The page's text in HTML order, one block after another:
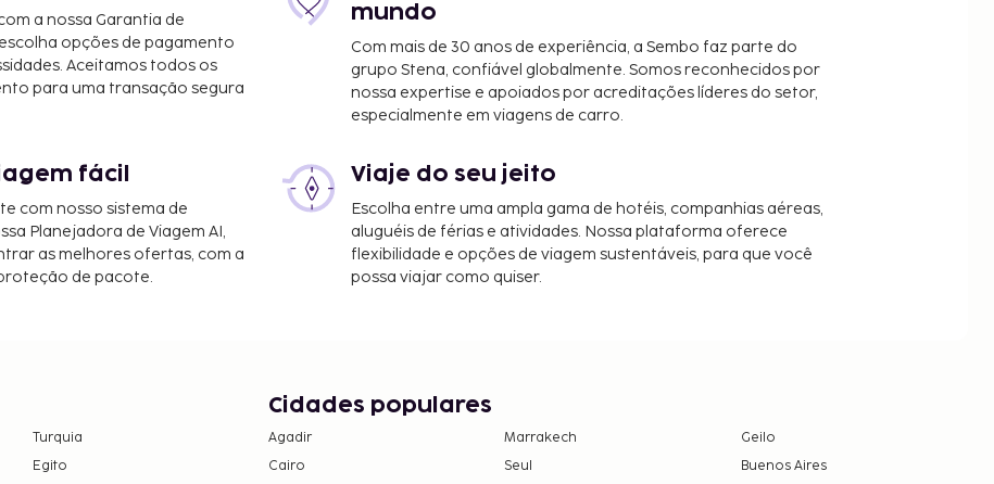
a nossa Garantia de
opções de pagamento
Aceitamos todos os
para uma transação segura
mundo
Com mais de 30 anos de experiência, a Sembo faz parte do
grupo Stena, confiável globalmente. Somos reconhecidos por
nossa expertise e apoiados por acreditações líderes do setor,
especialmente em viagens de carro.
fácil
com nosso sistema de
Planejadora de Viagem AI,
as melhores ofertas, com a
de pacote.
Viaje do seu jeito
Escolha entre uma ampla gama de hotéis, companhias aéreas,
aluguéis de férias e atividades. Nossa plataforma oferece
flexibilidade e opções de viagem sustentáveis, para que você
possa viajar como quiser.
Turquia
Egito
Cidades populares
Agadir Marrakech
Geilo
Cairo
Seul
Buenos Aires